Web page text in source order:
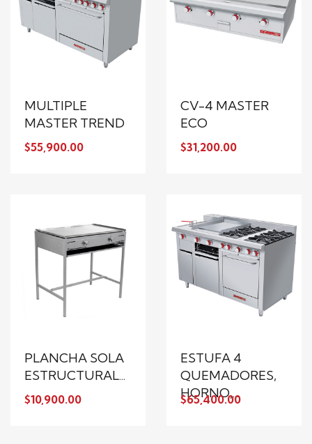
MULTIPLE
MASTER TREND
$55,900.00
CV-4 MASTER
ECO
$31,200.00
PLANCHA SOLA
ESTRUCTURAL...
$10,900.00
ESTUFA 4
QUEMADORES,
HORNO,...
$65,400.00